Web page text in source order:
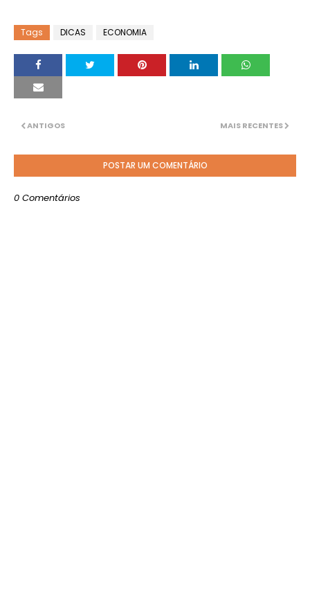
Tags DICAS ECONOMIA
MAIS RECENTES
ANTIGOS
POSTAR UM COMENTÁRIO
0 Comentários